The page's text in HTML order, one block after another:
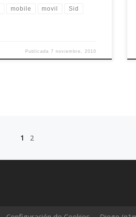
mobile movil Sid
Publicada 7 noviembre, 2010
1 2